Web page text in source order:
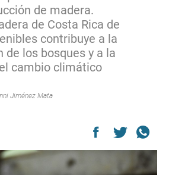
de madera.
de Costa Rica de
contribuye a la
de los bosques y a la
cambio climático
Jiménez Mata